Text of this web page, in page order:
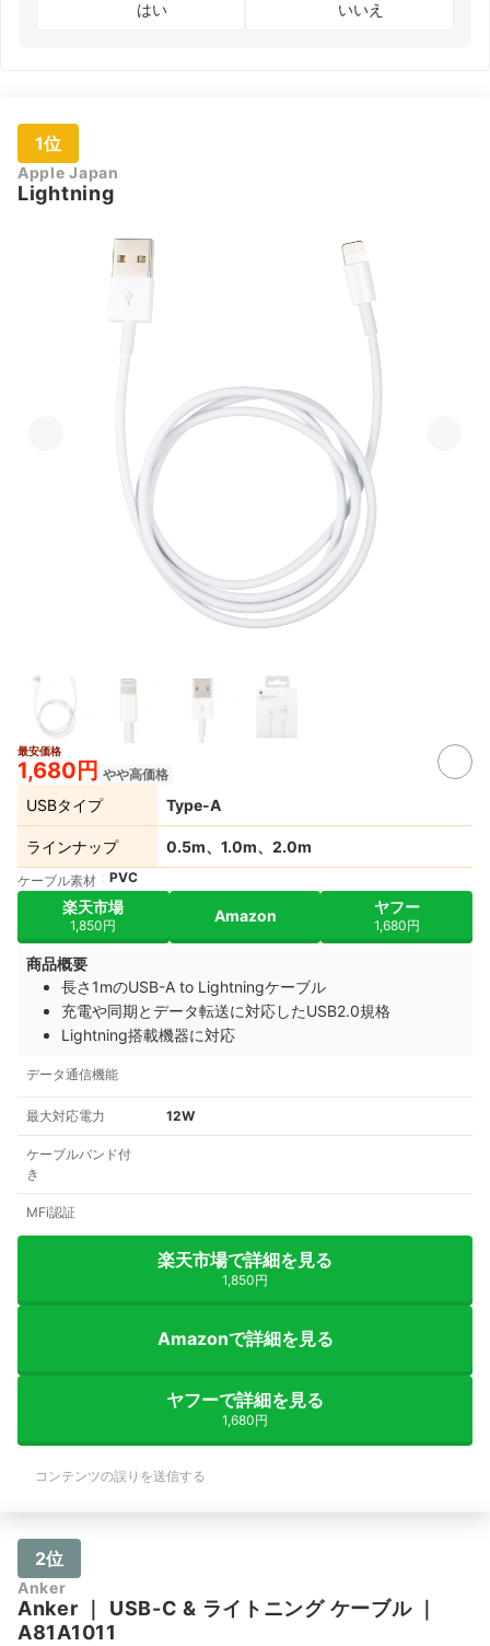
はい いいえ
1位
Apple Japan
Lightning
最安価格
1,680円 やや高価格
USBタイプ Type-A
ラインナップ 0.5m、1.0m、2.0m
ケーブル素材 PVC
楽天市場
1,850円
Amazon ヤフー
1,680円
商品概要
長さ1mのUSB-A to Lightningケーブル
充電や同期とデータ転送に対応したUSB2.0規格
Lightning搭載機器に対応
データ通信機能
最大対応電力 12W
ケーブルバンド付
き
MFi認証
楽天市場で詳細を見る
1,850円
Amazonで詳細を見る
ヤフーで詳細を見る
1,680円
コンテンツの誤りを送信する
2位
Anker
Anker USB-C & ライトニング ケーブル｜
A81A1011